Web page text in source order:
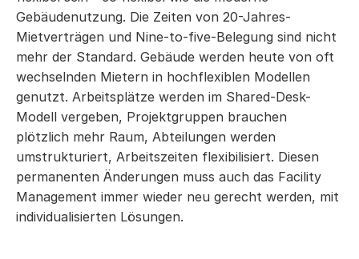
Gebäudenutzung. Die Zeiten von 20-Jahres-
Mietverträgen und Nine-to-five-Belegung sind nicht
mehr der Standard. Gebäude werden heute von oft
wechselnden Mietern in hochflexiblen Modellen
genutzt. Arbeitsplätze werden im Shared-Desk-
Modell vergeben, Projektgruppen brauchen
plötzlich mehr Raum, Abteilungen werden
umstrukturiert, Arbeitszeiten flexibilisiert. Diesen
permanenten Änderungen muss auch das Facility
Management immer wieder neu gerecht werden, mit
individualisierten Lösungen.